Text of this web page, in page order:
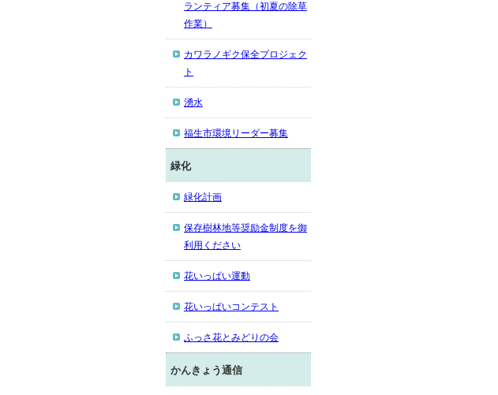
ランティア募集（初夏の除草
作業）
カワラノギク保全プロジェク
ト
湧水
福生市環境リーダー募集
緑化
緑化計画
保存樹林地等奨励金制度を御
利用ください
花いっぱい運動
花いっぱいコンテスト
ふっさ花とみどりの会
かんきょう通信